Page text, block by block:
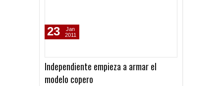
Independiente empieza a armar el
modelo copero
23
Jan
2011